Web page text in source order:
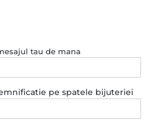
tau de mana
pe spatele bijuteriei